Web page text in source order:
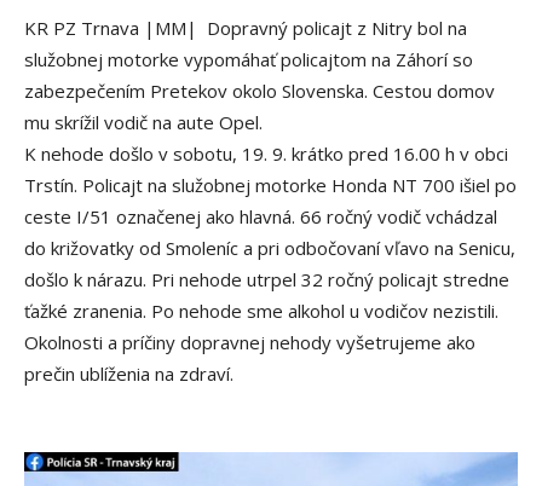
KR PZ Trnava |MM| Dopravný policajt z Nitry bol na
služobnej motorke vypomáhať policajtom na Záhorí so
zabezpečením Pretekov okolo Slovenska. Cestou domov
mu skrížil vodič na aute Opel.
K nehode došlo v sobotu, 19. 9. krátko pred 16.00 h v obci
Trstín. Policajt na služobnej motorke Honda NT 700 išiel po
ceste I/51 označenej ako hlavná. 66 ročný vodič vchádzal
do križovatky od Smoleníc a pri odbočovaní vľavo na Senicu,
došlo k nárazu. Pri nehode utrpel 32 ročný policajt stredne
ťažké zranenia. Po nehode sme alkohol u vodičov nezistili.
Okolnosti a príčiny dopravnej nehody vyšetrujeme ako
prečin ublíženia na zdraví.